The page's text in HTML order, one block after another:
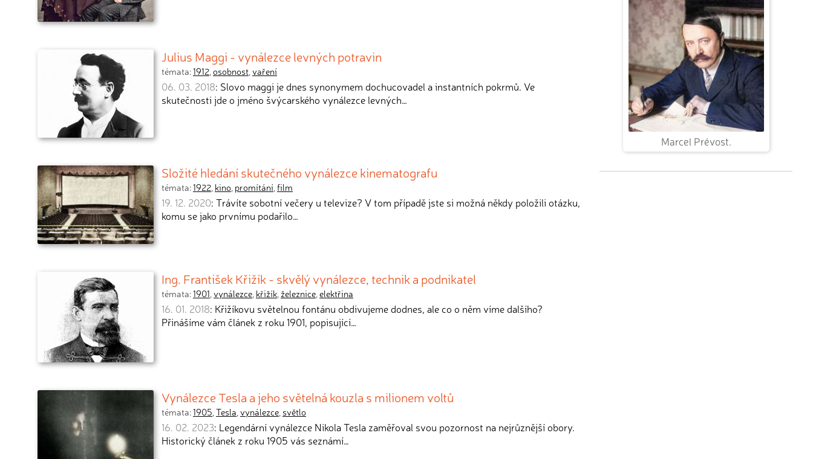
Julius Maggi - vynálezce levných potravin
témata:1912,osobnost,vaření
06. 03. 2018: Slovo maggi je dnes synonymem dochucovadel a instantních pokrmů. Ve
skutečnosti jde o jméno švýcarského vynálezce levných…
Složité hledání skutečného vynálezce kinematografu
témata:1922, kino, promítání,film
19. 12. 2020: Trávíte sobotní večery u televize? V tom případě jste si možná někdy položili otázku,
komu se jako prvnímu podařilo…
Ing. František Křižík - skvělý vynálezce, technik a podnikatel
témata:1901,vynálezce, křižík, železnice,elektřina
16. 01. 2018: Křižíkovu světelnou fontánu obdivujeme dodnes, ale co o něm víme dalšího?
Přinášíme vám článek z roku 1901, popisující…
Vynálezce Tesla a jeho světelná kouzla s milionem voltů
témata:1905,Tesla,vynálezce, světlo
16. 02. 2023: Legendární vynálezce Nikola Tesla zaměřoval svou pozornost na nejrůznější obory.
Historický článek z roku 1905 vás seznámí…
Marcel Prévost.